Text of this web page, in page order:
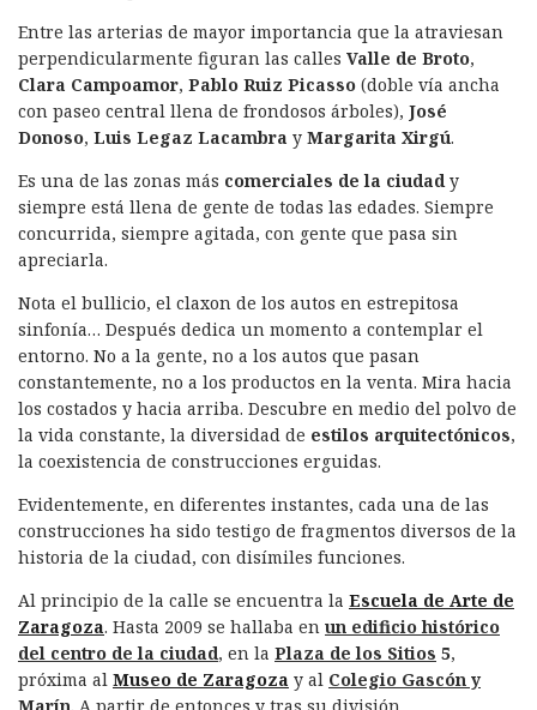
b
o
o
k
r e
d
I
n
A
p
p
a
rt
ir
Entre las arterias de mayor importancia que la atraviesan
perpendicularmente figuran las calles Valle de Broto,
Clara Campoamor, Pablo Ruiz Picasso (doble vía ancha
con paseo central llena de frondosos árboles), José
Donoso, Luis Legaz Lacambra y Margarita Xirgú.
Es una de las zonas más comerciales de la ciudady
siempre está llena de gente de todas las edades. Siempre
concurrida, siempre agitada, con gente que pasa sin
apreciarla.
Nota el bullicio, el claxon de los autos en estrepitosa
sinfonía… Después dedica un momento a contemplar el
entorno. No a la gente, no a los autos que pasan
constantemente, no a los productos en la venta. Mira hacia
los costados y hacia arriba. Descubre en medio del polvo de
la vida constante, la diversidad de estilos arquitectónicos,
la coexistencia de construcciones erguidas.
Evidentemente, en diferentes instantes, cada una de las
construcciones ha sido testigo de fragmentos diversos de la
historia de la ciudad, con disímiles funciones.
Al principio de la calle se encuentra la Escuela de Arte de
Zaragoza. Hasta 2009 se hallaba en un edificio histórico
del centro de la ciudad, en la Plaza de los Sitios 5,
próxima al Museo de Zaragoza y al Colegio Gascón y